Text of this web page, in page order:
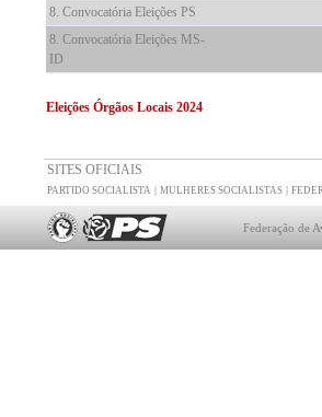
8. Convocatória Eleições PS
8. Convocatória Eleições MS-
ID
Eleições Órgãos Locais 2024
SITES OFICIAIS
PARTIDO SOCIALISTA | MULHERES SOCIALISTAS |
Federação de